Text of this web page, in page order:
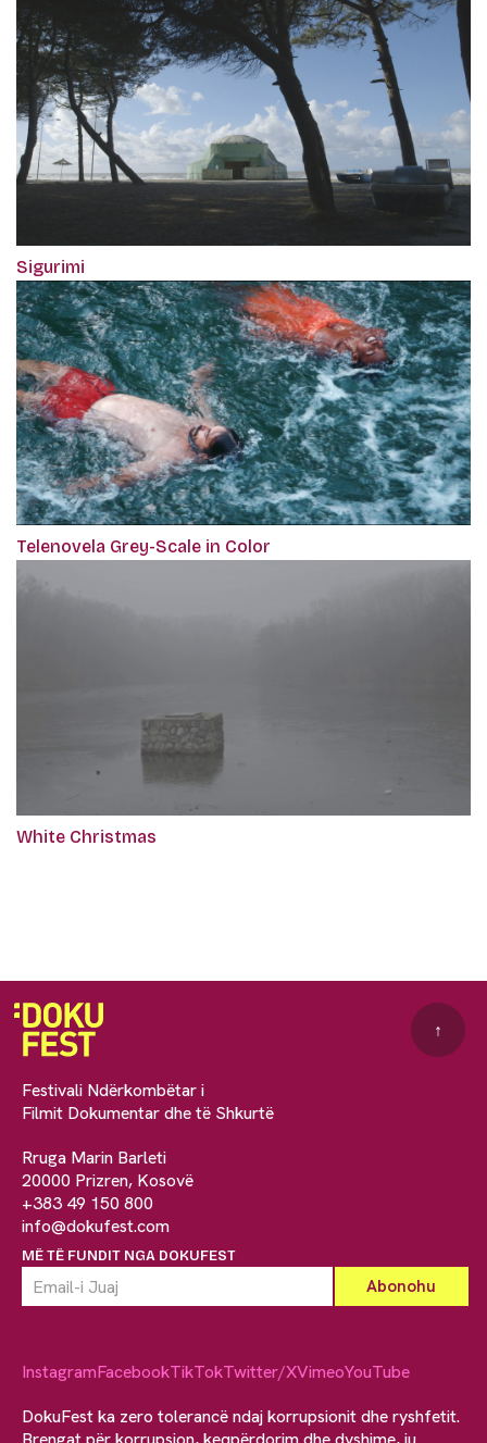
Sigurimi
Telenovela Grey-Scale in Color
White Christmas
Festivali Ndërkombëtar i
Filmit Dokumentar dhe të Shkurtë
Rruga Marin Barleti
20000 Prizren, Kosovë
+383 49 150 800
info@dokufest.com
MË TË FUNDIT NGA DOKUFEST
↑
InstagramFacebookTikTokTwitter/XVimeoYouTube
DokuFest ka zero tolerancë ndaj korrupsionit dhe ryshfetit.